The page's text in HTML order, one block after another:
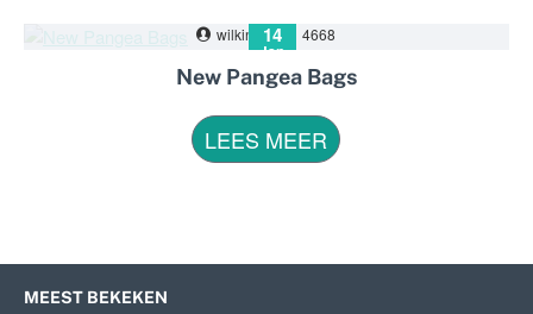
14
Jan
wilkin 0 4668
New Pangea Bags
LEES MEER
MEEST BEKEKEN